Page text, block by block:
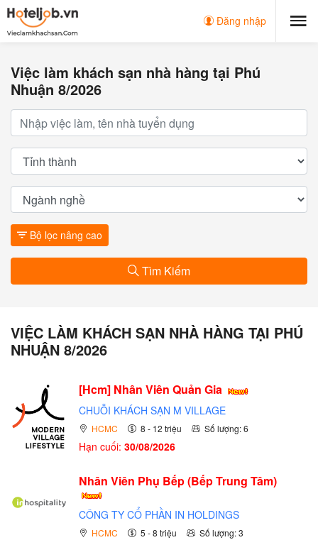
Đăng nhập
Việc làm khách sạn nhà hàng tại Phú
Nhuận 8/2026
Bộ lọc nâng cao
Tìm Kiếm
VIỆC LÀM KHÁCH SẠN NHÀ HÀNG TẠI PHÚ
NHUẬN 8/2026
[Hcm] Nhân Viên Quản Gia
CHUỖI KHÁCH SẠN M VILLAGE
HCMC 8 - 12 triệu Số lượng: 6
Hạn cuối: 30/08/2026
Nhân Viên Phụ Bếp (Bếp Trung Tâm)
CÔNG TY CỔ PHẦN IN HOLDINGS
HCMC 5 - 8 triệu Số lượng: 3